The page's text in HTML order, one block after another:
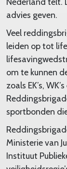
advies geven.
Veel
leiden op tot
om te kunnen
zoals EK’s,
sportbonden
Ministerie van
Instituut